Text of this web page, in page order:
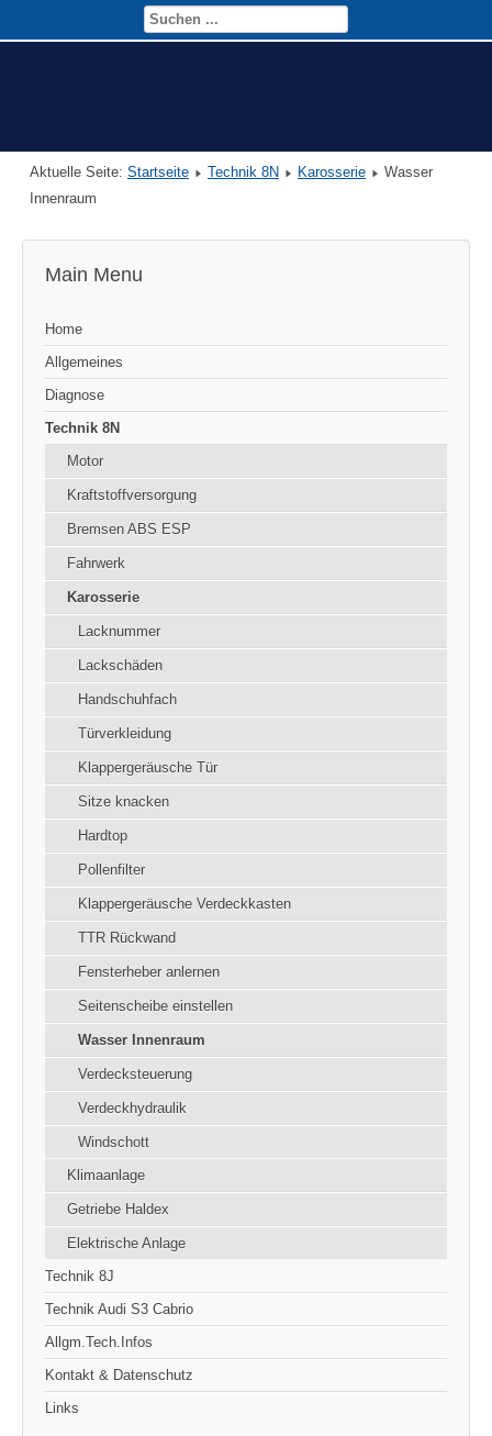
Aktuelle Seite: Startseite Technik 8N Karosserie
Wasser
Innenraum
Main Menu
Home
Allgemeines
Diagnose
Technik 8N
Motor
Kraftstoffversorgung
Bremsen ABS ESP
Fahrwerk
Karosserie
Lacknummer
Lackschäden
Handschuhfach
Türverkleidung
Klappergeräusche Tür
Sitze knacken
Hardtop
Pollenfilter
Klappergeräusche Verdeckkasten
TTR Rückwand
Fensterheber anlernen
Seitenscheibe einstellen
Wasser Innenraum
Verdecksteuerung
Verdeckhydraulik
Windschott
Klimaanlage
Getriebe Haldex
Elektrische Anlage
Technik 8J
Technik Audi S3 Cabrio
Allgm.Tech.Infos
Kontakt & Datenschutz
Links